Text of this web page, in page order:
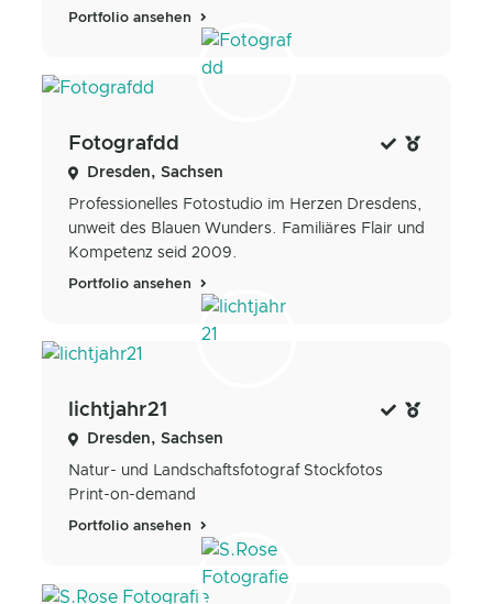
Portfolio ansehen
Fotografdd
Dresden, Sachsen
Professionelles Fotostudio im Herzen Dresdens,
unweit des Blauen Wunders. Familiäres Flair und
Kompetenz seid 2009.
Portfolio ansehen
lichtjahr21
Dresden, Sachsen
Natur- und Landschaftsfotograf Stockfotos
Print-on-demand
Portfolio ansehen